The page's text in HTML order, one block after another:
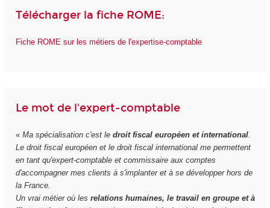
Télécharger la fiche ROME:
Fiche ROME sur les métiers de l'expertise-comptable
Le mot de l'expert-comptable
« Ma spécialisation c'est le droit fiscal européen et international.
Le droit fiscal européen et le droit fiscal international me permettent
en tant qu'expert-comptable et commissaire aux comptes
d'accompagner mes clients à s'implanter et à se développer hors de
la France.
Un vrai métier où les relations humaines, le travail en groupe et à